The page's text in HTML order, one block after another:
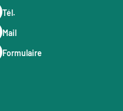
Tél.
Mail
Formulaire